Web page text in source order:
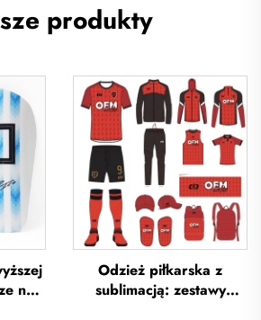
produkty
na
Odzież piłkarska z
sublimacją: zestawy